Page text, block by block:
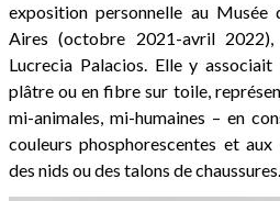
exposition personnelle au
Aires (octobre 2021-avril
Lucrecia Palacios. Elle y
plâtre ou en fibre sur toile,
mi-animales, mi-humaines – en
couleurs phosphorescentes et
des nids ou des talons de chaussures.